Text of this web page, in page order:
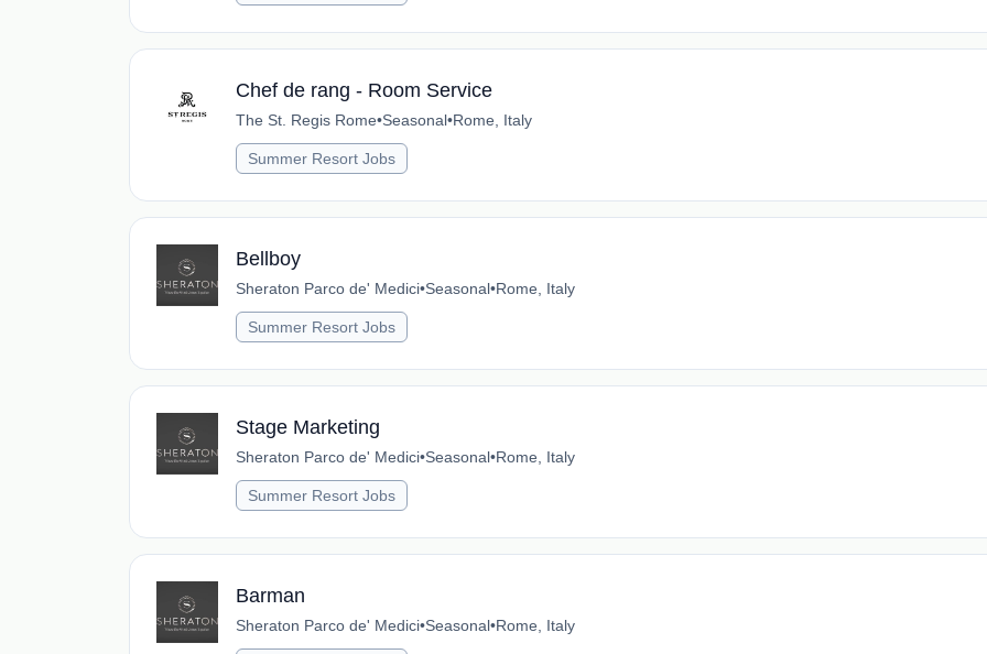
Chef de rang - Room Service
The St. Regis Rome•Seasonal•Rome, Italy
Summer Resort Jobs
Bellboy
Sheraton Parco de' Medici•Seasonal•Rome, Italy
Summer Resort Jobs
Stage Marketing
Sheraton Parco de' Medici•Seasonal•Rome, Italy
Summer Resort Jobs
Barman
Sheraton Parco de' Medici•Seasonal•Rome, Italy